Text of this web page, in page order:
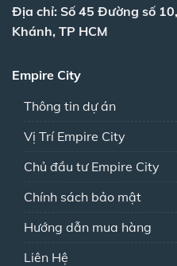
Địa chỉ: Số 45 Đường số
Khánh, TP HCM
Empire City
Thông tin dự án
Vị Trí Empire City
Chủ đầu tư Empire City
Chính sách bảo mật
Hướng dẫn mua hàng
Liên Hệ